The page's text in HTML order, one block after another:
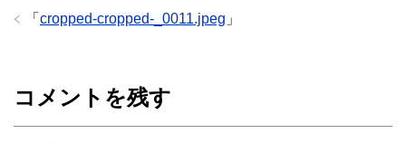
「 cropped-cropped-_0011.jpeg 」
コメントを残す